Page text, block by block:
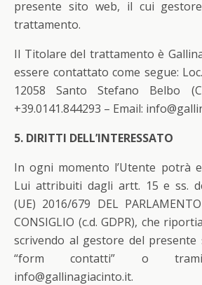
presente sito web, il cui
trattamento.
Il Titolare del trattamento è
essere contattato come segue:
12058 Santo Stefano Belbo
+39.0141.844293 – Email:
5. DIRITTI DELL’INTERESSATO
In ogni momento l’Utente potrà
Lui attribuiti dagli artt. 15 e ss.
(UE) 2016/679 DEL
CONSIGLIO (c.d. GDPR), che
scrivendo al gestore del
“form contatti” o
info@gallinagiacinto.it.